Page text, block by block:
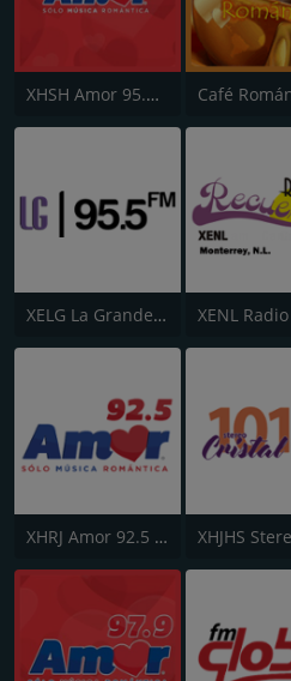
XHSH Amor 95.3 FM
XELG La Grande 680 AM
XHRJ Amor 92.5 FM